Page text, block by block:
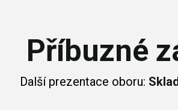
Příbuzné
Další prezentace oboru: